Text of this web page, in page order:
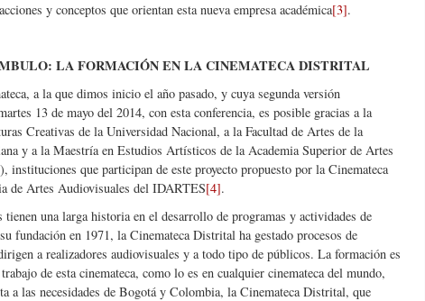
y conceptos que orientan esta nueva empresa académica[3].
LA FORMACIÓN EN LA CINEMATECA DISTRITAL
a la que dimos inicio el año pasado, y cuya segunda versión
13 de mayo del 2014, con esta conferencia, es posible gracias a la
Creativas de la Universidad Nacional, a la Facultad de Artes de la
y a la Maestría en Estudios Artísticos de la Academia Superior de Artes
instituciones que participan de este proyecto propuesto por la Cinemateca
de Artes Audiovisuales del IDARTES[4].
tienen una larga historia en el desarrollo de programas y actividades de
fundación en 1971, la Cinemateca Distrital ha gestado procesos de
a realizadores audiovisuales y a todo tipo de públicos. La formación es
de esta cinemateca, como lo es en cualquier cinemateca del mundo,
a las necesidades de Bogotá y Colombia, la Cinemateca Distrital, que